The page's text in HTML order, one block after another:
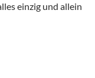
einzig und allein